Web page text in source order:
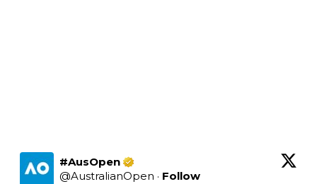
#AusOpen
@AustralianOpen · Follow